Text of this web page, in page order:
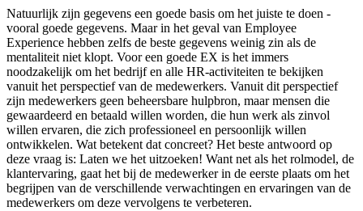
Natuurlijk zijn gegevens een goede basis om het juiste te doen -
vooral goede gegevens. Maar in het geval van Employee
Experience hebben zelfs de beste gegevens weinig zin als de
mentaliteit niet klopt. Voor een goede EX is het immers
noodzakelijk om het bedrijf en alle HR-activiteiten te bekijken
vanuit het perspectief van de medewerkers. Vanuit dit perspectief
zijn medewerkers geen beheersbare hulpbron, maar mensen die
gewaardeerd en betaald willen worden, die hun werk als zinvol
willen ervaren, die zich professioneel en persoonlijk willen
ontwikkelen. Wat betekent dat concreet? Het beste antwoord op
deze vraag is: Laten we het uitzoeken! Want net als het rolmodel, de
klantervaring, gaat het bij de medewerker in de eerste plaats om het
begrijpen van de verschillende verwachtingen en ervaringen van de
medewerkers om deze vervolgens te verbeteren.